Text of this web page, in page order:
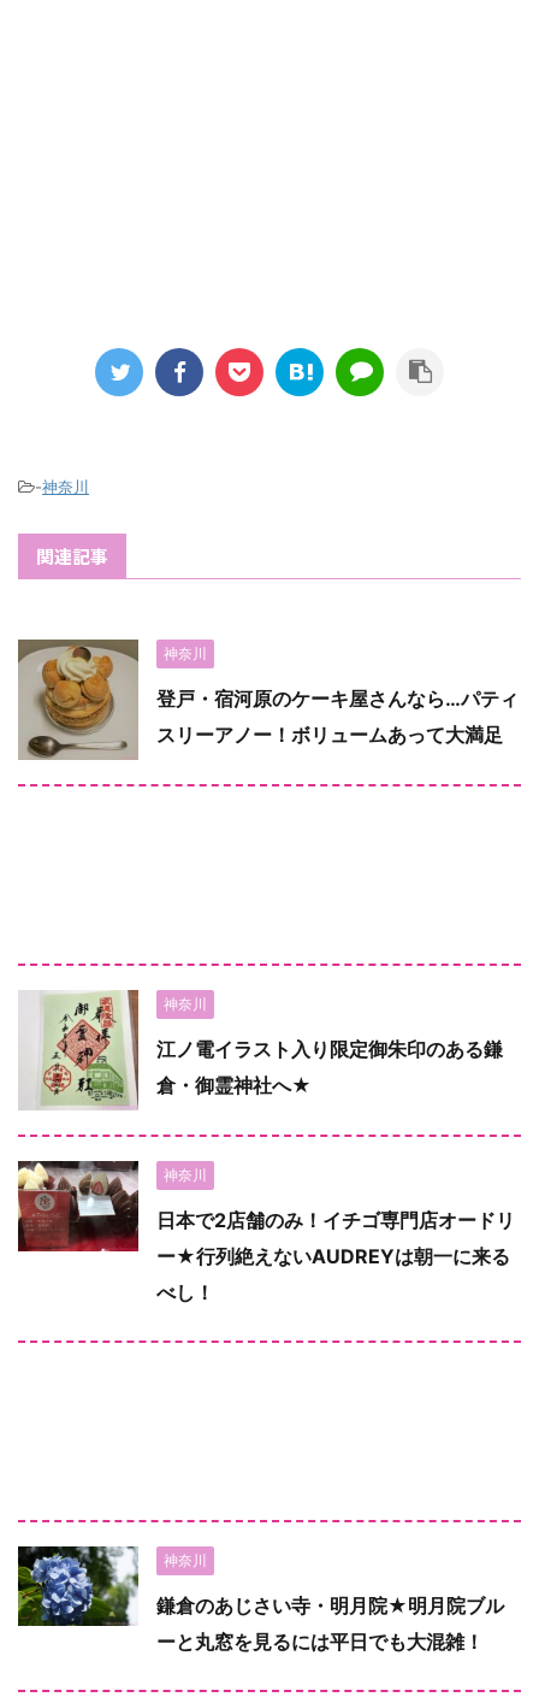
-神奈川
関連記事
神奈川
登戸・宿河原のケーキ屋さんなら…パティ
スリーアノー！ボリュームあって大満足
神奈川
江ノ電イラスト入り限定御朱印のある鎌
倉・御霊神社へ★
神奈川
日本で2店舗のみ！イチゴ専門店オードリ
ー★行列絶えないAUDREYは朝一に来る
べし！
神奈川
鎌倉のあじさい寺・明月院★明月院ブル
ーと丸窓を見るには平日でも大混雑！